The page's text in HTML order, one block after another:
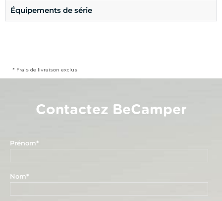
Équipements de série
* Frais de livraison exclus
Contactez BeCamper
Prénom*
Nom*